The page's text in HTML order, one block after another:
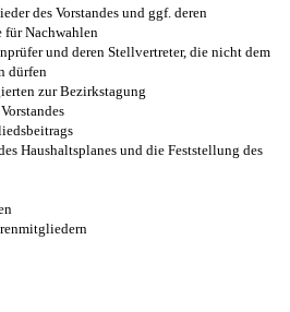
des Vorstandesund ggf. deren
für Nachwahlen
und deren Stellvertreter, die nicht dem
dürfen
zur Bezirkstagung
Haushaltsplanes und die Feststellung des